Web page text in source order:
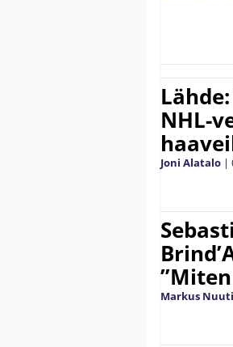
NHL-
Joni Alatalo |
Markus